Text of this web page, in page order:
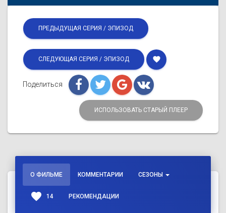
ПРЕДЫДУЩАЯ СЕРИЯ / ЭПИЗОД
СЛЕДУЮЩАЯ СЕРИЯ / ЭПИЗОД favorite
Поделиться
ИСПОЛЬЗОВАТЬ СТАРЫЙ ПЛЕЕР
О ФИЛЬМЕ КОММЕНТАРИИ СЕЗОНЫ
favorite 14 РЕКОМЕНДАЦИИ